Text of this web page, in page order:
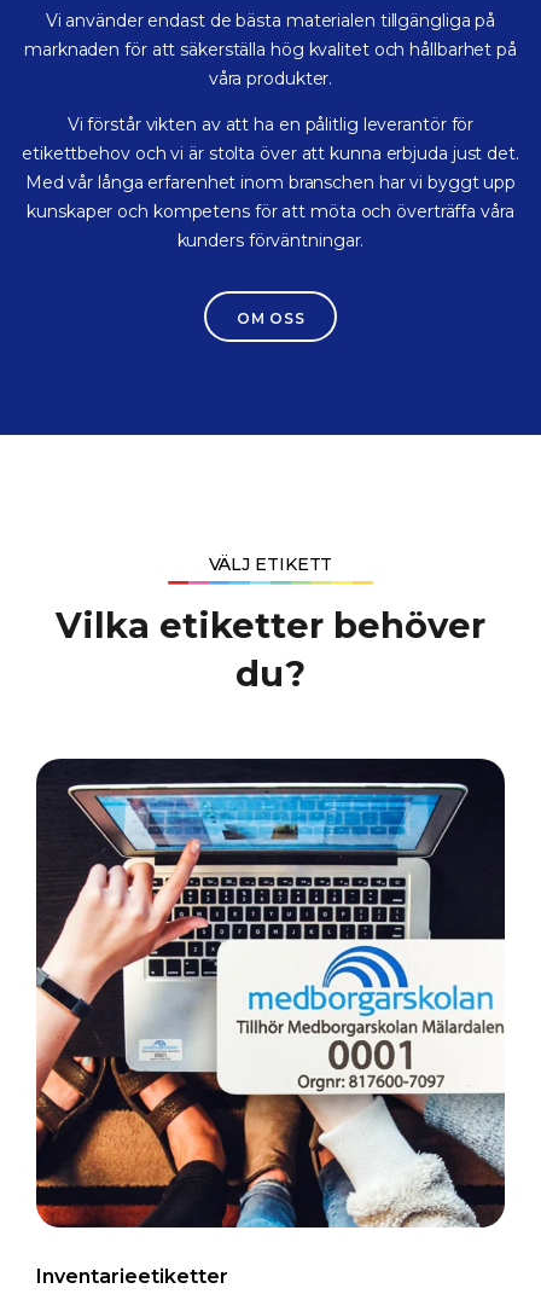
Vi använder endast de bästa materialen tillgängliga på
marknaden för att säkerställa hög kvalitet och hållbarhet på
våra produkter.
Vi förstår vikten av att ha en pålitlig leverantör för
etikettbehov och vi är stolta över att kunna erbjuda just det.
Med vår långa erfarenhet inom branschen har vi byggt upp
kunskaper och kompetens för att möta och överträffa våra
kunders förväntningar.
OM OSS
VÄLJ ETIKETT
Vilka etiketter behöver
du?​
Inventarieetiketter